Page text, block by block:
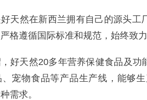
天然在新西兰拥有自己的源头
格遵循国际标准和规范，始终致
好天然20多年营养保健食品及功
宠物食品等产品生产线，能够
需求。